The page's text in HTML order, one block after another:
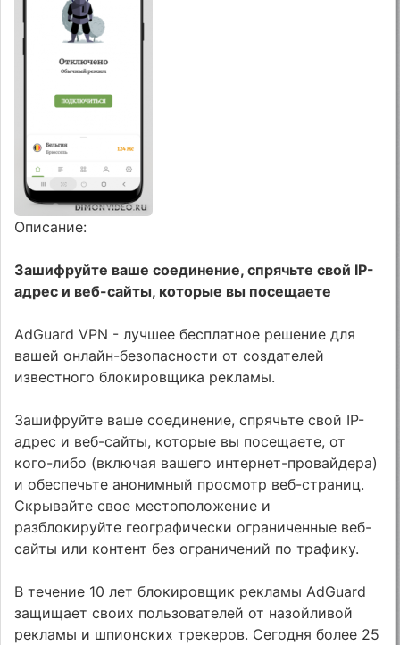
Описание:
Зашифруйте ваше соединение, спрячьте свой IP-
адрес и веб-сайты, которые вы посещаете
AdGuard VPN - лучшее бесплатное решение для
вашей онлайн-безопасности от создателей
известного блокировщика рекламы.
Зашифруйте ваше соединение, спрячьте свой IP-
адрес и веб-сайты, которые вы посещаете, от
кого-либо (включая вашего интернет-провайдера)
и обеспечьте анонимный просмотр веб-страниц.
Скрывайте свое местоположение и
разблокируйте географически ограниченные веб-
сайты или контент без ограничений по трафику.
В течение 10 лет блокировщик рекламы AdGuard
защищает своих пользователей от назойливой
рекламы и шпионских трекеров. Сегодня более 25